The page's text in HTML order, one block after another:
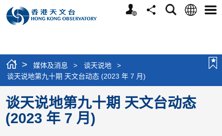
个
分
搜
语
选
> 媒体及消息 > 谈天说地
>
谈天说地第九十期 天文台动态 (2023 年 7 月)
谈天说地第九十期 天文台动态
(2023 年 7 月)